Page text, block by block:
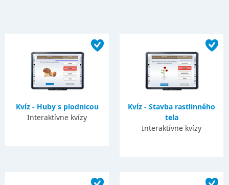
Kvíz - Huby s plodnicou
Interaktívne kvízy
Kvíz - Stavba rastlinného
tela
Interaktívne kvízy